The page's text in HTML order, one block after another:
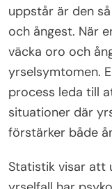
uppstår är den
och ångest. När
väcka oro och
yrselsymtomen.
process leda till
situationer där
förstärker både
Statistik visar att